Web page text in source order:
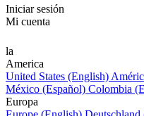
Iniciar sesión
Mi cuenta
la
America
United States (English)
México (Español) Colombia
Europa